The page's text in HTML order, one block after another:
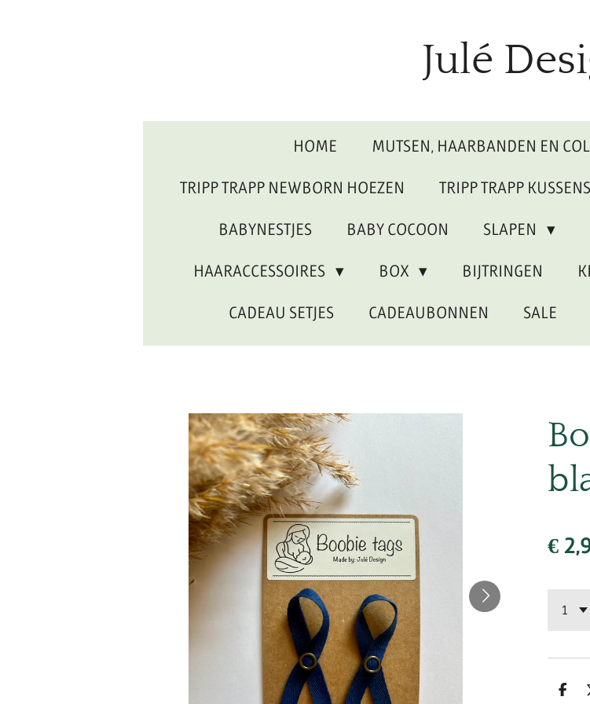
Julé
HOME MUTSEN, HAARBANDEN EN
TRIPP TRAPP NEWBORN HOEZEN TRIPP TRAPP
BABYNESTJES BABY COCOON SLAPEN
HAARACCESSOIRES BOX BIJTRINGEN
CADEAU SETJES CADEAUBONNEN SALE
€
D